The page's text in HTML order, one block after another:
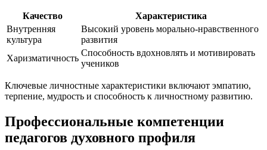
Качество
Характеристика
Внутренняя
культура
Высокий уровень морально-нравственного
развития
Харизматичность
Способность вдохновлять и мотивировать
учеников
Ключевые личностные характеристики включают эмпатию,
терпение, мудрость и способность к личностному развитию.
Профессиональные компетенции
педагогов духовного профиля